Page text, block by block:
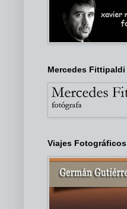
Mercedes Fittipaldi
Viajes Fotográficos